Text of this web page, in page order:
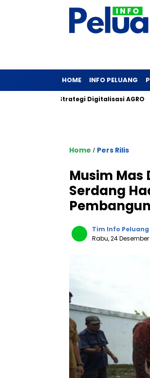
HOME INFO PELUANG
Ini Strategi Digitalisasi AGRO
Home / Pers Rilis
Musim
Serdang
Tim Info Peluang
Rabu, 24